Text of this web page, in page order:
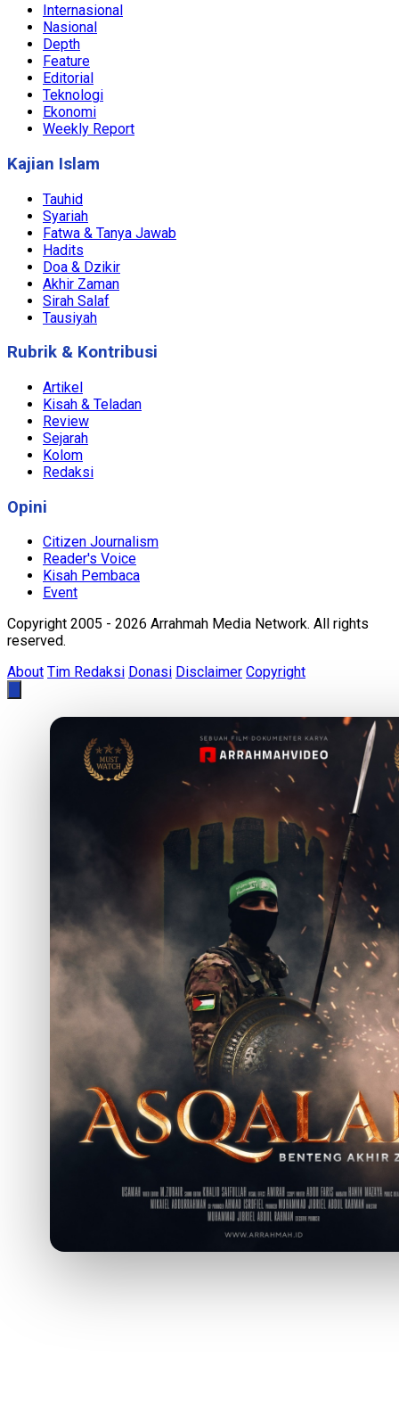
Internasional
Nasional
Depth
Feature
Editorial
Teknologi
Ekonomi
Weekly Report
Kajian Islam
Tauhid
Syariah
Fatwa & Tanya Jawab
Hadits
Doa & Dzikir
Akhir Zaman
Sirah Salaf
Tausiyah
Rubrik & Kontribusi
Artikel
Kisah & Teladan
Review
Sejarah
Kolom
Redaksi
Opini
Citizen Journalism
Reader's Voice
Kisah Pembaca
Event
Copyright 2005 - 2026 Arrahmah Media Network. All rights
reserved.
About Tim Redaksi Donasi Disclaimer Copyright